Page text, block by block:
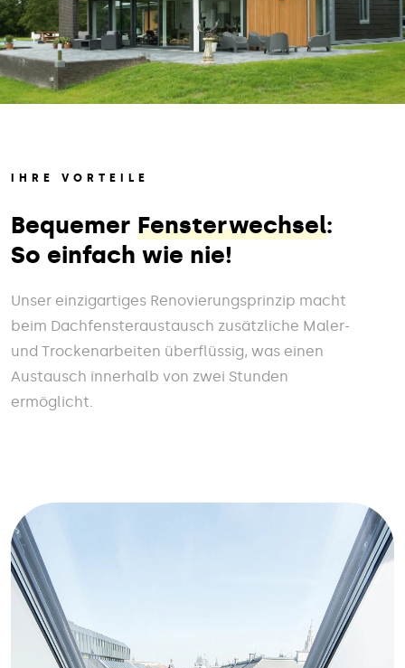
IHRE VORTEILE
Bequemer Fensterwechsel:
So einfach wie nie!
Unser einzigartiges Renovierungsprinzip macht
beim Dachfensteraustausch zusätzliche Maler-
und Trockenarbeiten überflüssig, was einen
Austausch innerhalb von zwei Stunden
ermöglicht.